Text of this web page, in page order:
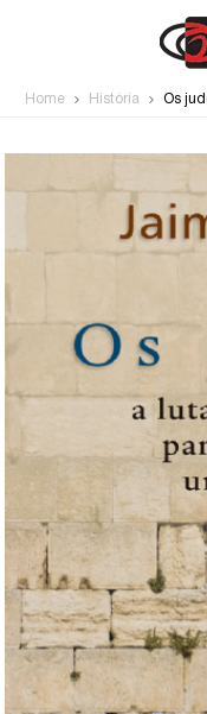
Home História Os